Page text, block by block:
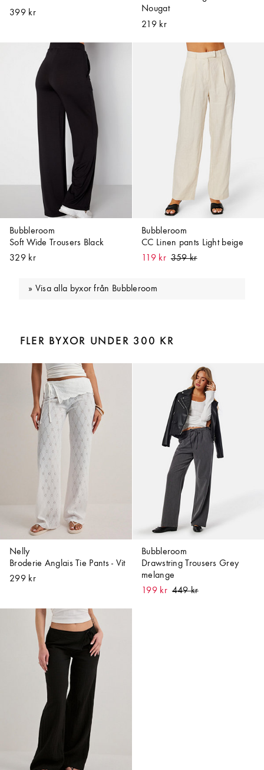
399 kr
Nougat
219 kr
Bubbleroom
Soft Wide Trousers Black
329 kr
Bubbleroom
CC Linen pants Light beige
119 kr
Visa alla byxor från Bubbleroom
FLER BYXOR UNDER 300 KR
Nelly
Broderie Anglais Tie Pants - Vit
299 kr
Bubbleroom
Drawstring Trousers Grey
melange
199 kr